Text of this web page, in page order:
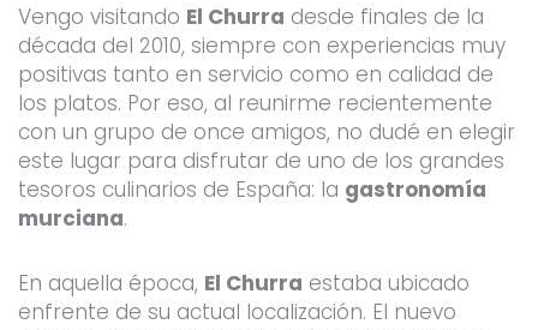
Vengo visitando El Churra desde finales de la
década del 2010, siempre con experiencias muy
positivas tanto en servicio como en calidad de
los platos. Por eso, al reunirme recientemente
con un grupo de once amigos, no dudé en elegir
este lugar para disfrutar de uno de los grandes
tesoros culinarios de España: la gastronomía
murciana.
En aquella época, El Churra estaba ubicado
enfrente de su actual localización. El nuevo